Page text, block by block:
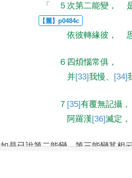
「 ５次第二能變 ，
依彼轉緣彼 ，
６四煩惱常俱 ，
并[33]我慢 、 [34]
７ [35]有覆無記攝 ，
阿羅漢[36]滅定 ，
如是已說第二能變，第三能變其相